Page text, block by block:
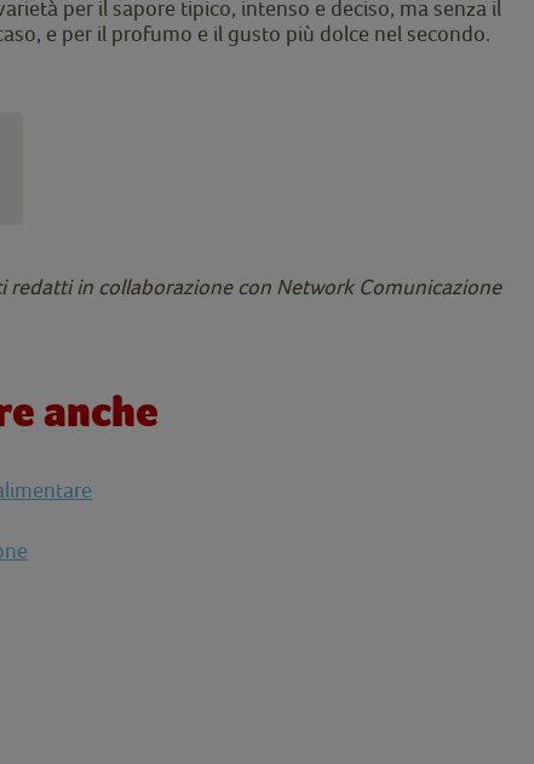
per il sapore tipico, intenso e deciso, ma senza il
e per il profumo e il gusto più dolce nel secondo.
redatti in collaborazione con Network Comunicazione
anche